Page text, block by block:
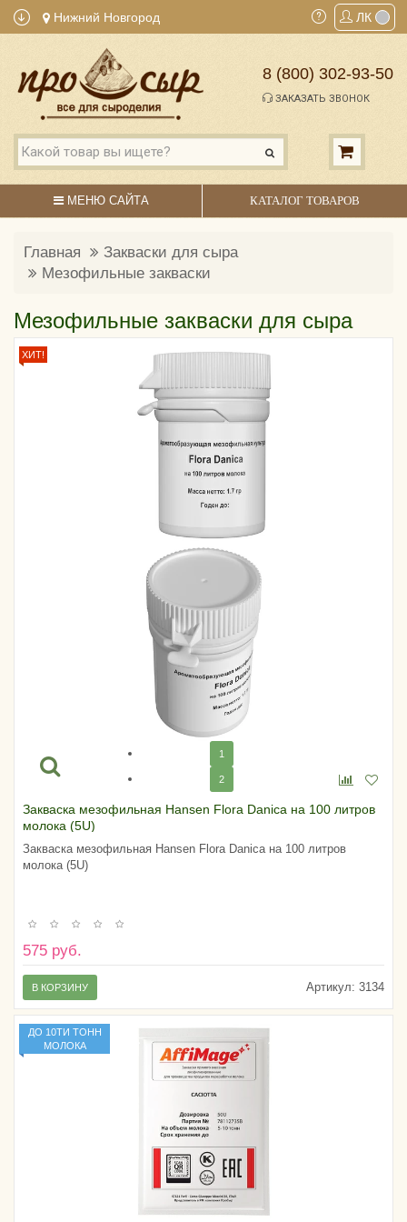
Нижний Новгород ЛК
8 (800) 302-93-50
ЗАКАЗАТЬ ЗВОНОК
МЕНЮ САЙТА КАТАЛОГ ТОВАРОВ
Главная
Закваски для сыра
Мезофильные закваски
Мезофильные закваски для сыра
ХИТ!
1
2
Закваска мезофильная Hansen Flora Danica на 100 литров
молока (5U)
Закваска мезофильная Hansen Flora Danica на 100 литров
молока (5U)
575 руб.
Артикул: 3134
В КОРЗИНУ
ДО 10ТИ ТОНН
МОЛОКА